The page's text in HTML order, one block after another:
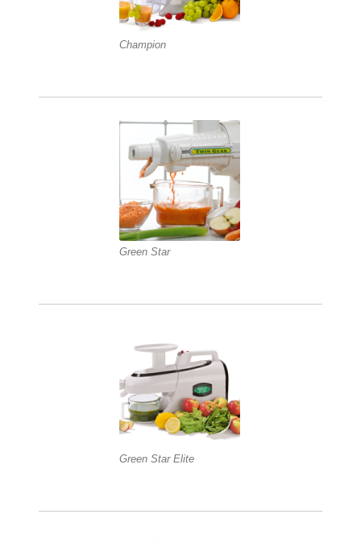
Champion
Green Star
Green Star Elite